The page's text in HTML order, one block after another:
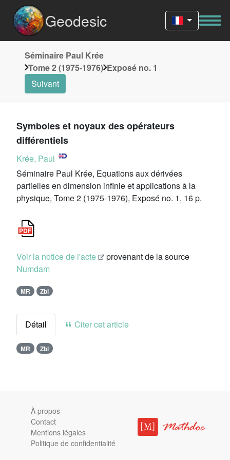
Geodesic
Séminaire Paul Krée
Tome 2 (1975-1976) Exposé no. 1
Suivant
Symboles et noyaux des opérateurs
différentiels
Krée, Paul
Séminaire Paul Krée, Equations aux dérivées
partielles en dimension infinie et applications à la
physique, Tome 2 (1975-1976), Exposé no. 1, 16 p.
Voir la notice de l'acte
provenant de la source
Numdam
MR Zbl
Détail Citer cet article
MR Zbl
À propos
Contact
Mentions légales
Politique de confidentialité